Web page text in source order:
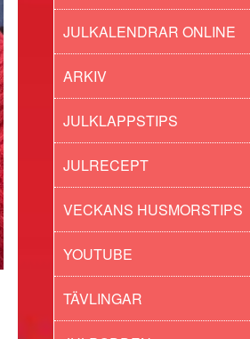
JULKALENDRAR ONLINE
ARKIV
JULKLAPPSTIPS
JULRECEPT
VECKANS HUSMORSTIPS
YOUTUBE
TÄVLINGAR